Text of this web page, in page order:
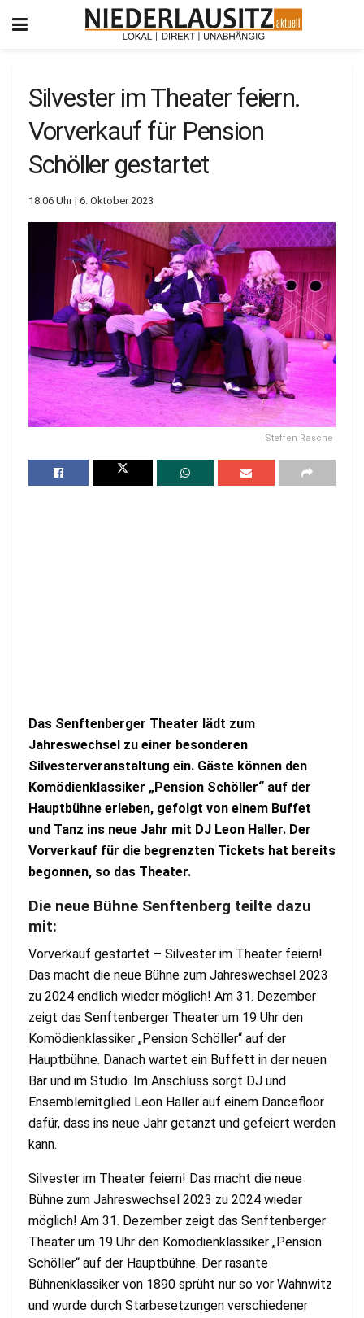
Silvester im Theater feiern.
Vorverkauf für Pension
Schöller gestartet
18:06 Uhr | 6. Oktober 2023
Steffen Rasche
Das Senftenberger Theater lädt zum
Jahreswechsel zu einer besonderen
Silvesterveranstaltung ein. Gäste können den
Komödienklassiker „Pension Schöller“ auf der
Hauptbühne erleben, gefolgt von einem Buffet
und Tanz ins neue Jahr mit DJ Leon Haller. Der
Vorverkauf für die begrenzten Tickets hat bereits
begonnen, so das Theater.
Die neue Bühne Senftenberg teilte dazu
mit:
Vorverkauf gestartet – Silvester im Theater feiern!
Das macht die neue Bühne zum Jahreswechsel 2023
zu 2024 endlich wieder möglich! Am 31. Dezember
zeigt das Senftenberger Theater um 19 Uhr den
Komödienklassiker „Pension Schöller“ auf der
Hauptbühne. Danach wartet ein Buffett in der neuen
Bar und im Studio. Im Anschluss sorgt DJ und
Ensemblemitglied Leon Haller auf einem Dancefloor
dafür, dass ins neue Jahr getanzt und gefeiert werden
kann.
Silvester im Theater feiern! Das macht die neue
Bühne zum Jahreswechsel 2023 zu 2024 wieder
möglich! Am 31. Dezember zeigt das Senftenberger
Theater um 19 Uhr den Komödienklassiker „Pension
Schöller“ auf der Hauptbühne. Der rasante
Bühnenklassiker von 1890 sprüht nur so vor Wahnwitz
und wurde durch Starbesetzungen verschiedener